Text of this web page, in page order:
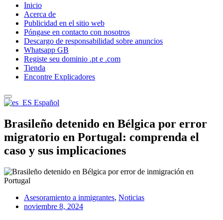
Inicio
Acerca de
Publicidad en el sitio web
Póngase en contacto con nosotros
Descargo de responsabilidad sobre anuncios
Whatsapp GB
Registe seu dominio .pt e .com
Tienda
Encontre Explicadores
Español
Brasileño detenido en Bélgica por error
migratorio en Portugal: comprenda el
caso y sus implicaciones
Asesoramiento a inmigrantes, Noticias
noviembre 8, 2024